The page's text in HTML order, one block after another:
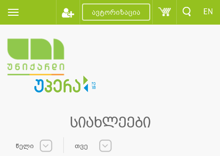
ავტორიზაცია EN
სიახლეები
წელი თვე